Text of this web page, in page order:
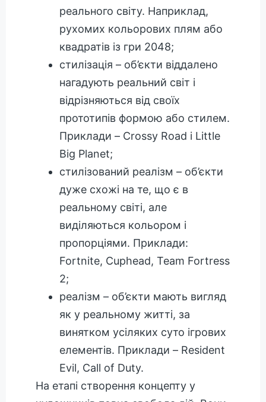
реального світу. Наприклад,
рухомих кольорових плям або
квадратів із гри 2048;
стилізація – об’єкти віддалено
нагадують реальний світ і
відрізняються від своїх
прототипів формою або стилем.
Приклади – Crossy Road і Little
Big Planet;
стилізований реалізм – об’єкти
дуже схожі на те, що є в
реальному світі, але
виділяються кольором і
пропорціями. Приклади:
Fortnite, Cuphead, Team Fortress
2;
реалізм – об’єкти мають вигляд
як у реальному житті, за
винятком усіляких суто ігрових
елементів. Приклади – Resident
Evil, Call of Duty.
На етапі створення концепту у